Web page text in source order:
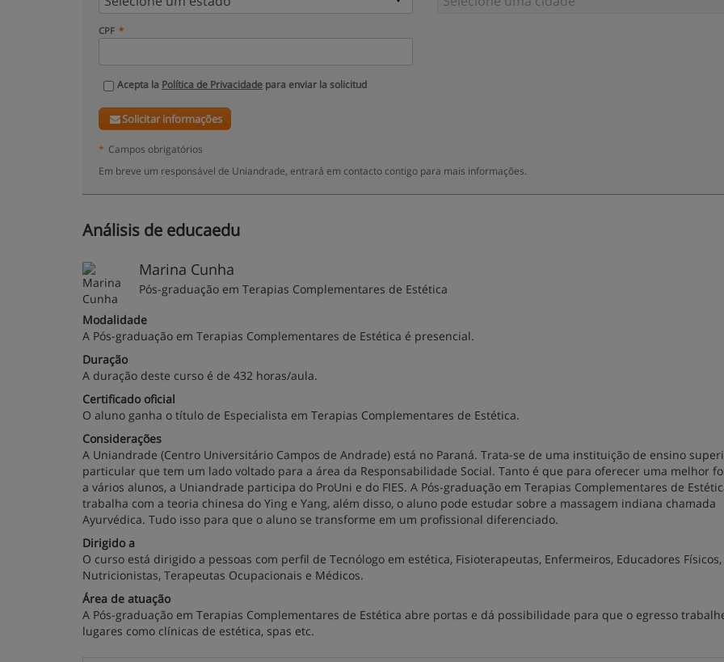
CPF
Acepta la Política de Privacidade para enviar la solicitud
Solicitar informações
* Campos obrigatórios
Em breve um responsável de Uniandrade, entrará em contacto contigo para mais informações.
Análisis de educaedu
Marina Cunha
Pós-graduação em Terapias Complementares de Estética
Modalidade
A Pós-graduação em Terapias Complementares de Estética é presencial.
Duração
A duração deste curso é de 432 horas/aula.
Certificado oficial
O aluno ganha o título de Especialista em Terapias Complementares de Estética.
Considerações
A Uniandrade (Centro Universitário Campos de Andrade) está no Paraná. Trata-se de uma instituição de ensino
particular que tem um lado voltado para a área da Responsabilidade Social. Tanto é que para oferecer uma melhor
a vários alunos, a Uniandrade participa do ProUni e do FIES. A Pós-graduação em Terapias Complementares de
trabalha com a teoria chinesa do Ying e Yang, além disso, o aluno pode estudar sobre a massagem indiana chamada
Ayurvédica. Tudo isso para que o aluno se transforme em um profissional diferenciado.
Dirigido a
O curso está dirigido a pessoas com perfil de Tecnólogo em estética, Fisioterapeutas, Enfermeiros, Educadores Físicos,
Nutricionistas, Terapeutas Ocupacionais e Médicos.
Área de atuação
A Pós-graduação em Terapias Complementares de Estética abre portas e dá possibilidade para que o egresso
lugares como clínicas de estética, spas etc.